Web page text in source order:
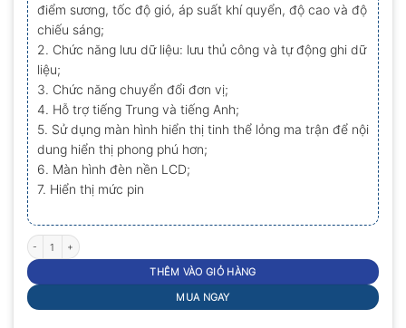
điểm sương, tốc độ gió, áp suất khí quyển, độ cao và độ
chiếu sáng;
2. Chức năng lưu dữ liệu: lưu thủ công và tự động ghi dữ
liệu;
3. Chức năng chuyển đổi đơn vị;
4. Hỗ trợ tiếng Trung và tiếng Anh;
5. Sử dụng màn hình hiển thị tinh thể lỏng ma trận để nội
dung hiển thị phong phú hơn;
6. Màn hình đèn nền LCD;
7. Hiển thị mức pin
Máy đo tốc độ gió đa năng Benetech GM8910 số lượng
THÊM VÀO GIỎ HÀNG
MUA NGAY